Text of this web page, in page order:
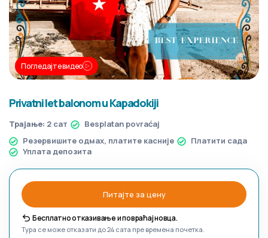
Погледајте видео
Privatni let balonom u Kapadokiji
Трајање: 2 сат
Besplatan povraćaj
Резервишите одмах, платите касније
Платити сада
Уплата депозита
Питајте за цену
Бесплатно отказивање и повраћај новца.
Тура се може отказати до 24 сата пре времена почетка.